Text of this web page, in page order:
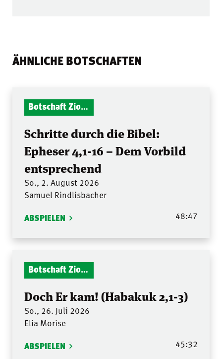
ÄHNLICHE BOTSCHAFTEN
Botschaft Zionshalle
Schritte durch die Bibel:
Epheser 4,1-16 – Dem Vorbild
entsprechend
So., 2. August 2026
Samuel Rindlisbacher
ABSPIELEN 48:47
Botschaft Zionshalle
Doch Er kam! (Habakuk 2,1-3)
So., 26. Juli 2026
Elia Morise
ABSPIELEN 45:32